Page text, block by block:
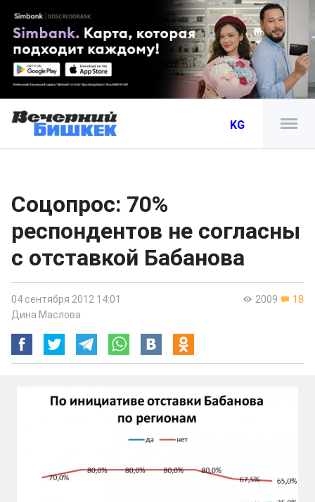
KG
Соцопрос: 70%
респондентов не согласны
с отставкой Бабанова
2009 18
04 сентября 2012 14:01
Дина Маслова